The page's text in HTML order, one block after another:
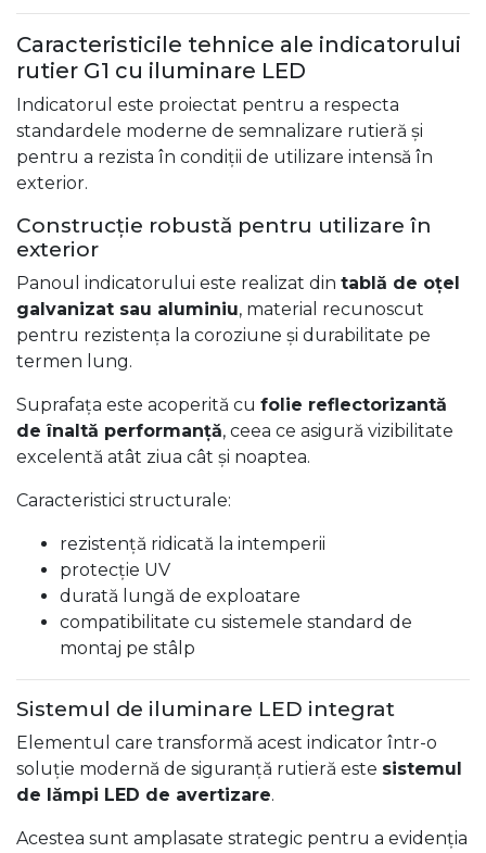
Caracteristicile tehnice ale indicatorului
rutier G1 cu iluminare LED
Indicatorul este proiectat pentru a respecta
standardele moderne de semnalizare rutieră și
pentru a rezista în condiții de utilizare intensă în
exterior.
Construcție robustă pentru utilizare în
exterior
Panoul indicatorului este realizat din tablă de oțel
galvanizat sau aluminiu, material recunoscut
pentru rezistența la coroziune și durabilitate pe
termen lung.
Suprafața este acoperită cu folie reflectorizantă
de înaltă performanță, ceea ce asigură vizibilitate
excelentă atât ziua cât și noaptea.
Caracteristici structurale:
rezistență ridicată la intemperii
protecție UV
durată lungă de exploatare
compatibilitate cu sistemele standard de
montaj pe stâlp
Sistemul de iluminare LED integrat
Elementul care transformă acest indicator într-o
soluție modernă de siguranță rutieră este sistemul
de lămpi LED de avertizare.
Acestea sunt amplasate strategic pentru a evidenția